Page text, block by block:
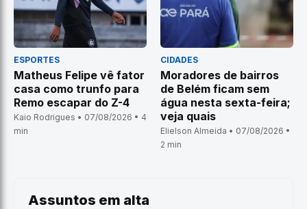
ESPORTES
Matheus Felipe vê fator
casa como trunfo para
Remo escapar do Z-4
Kaio Rodrigues • 07/08/2026 • 4
min
CIDADES
Moradores de bairros
de Belém ficam sem
água nesta sexta-feira;
veja quais
Elielson Almeida • 07/08/2026 •
2 min
Assuntos em alta